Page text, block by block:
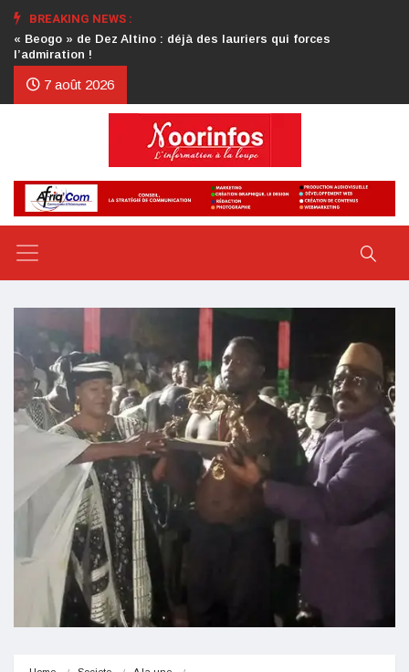
BREAKING NEWS :
Crise au CDP : l’authentification de la lettre du président
d’honneur toujours attendue
7 août 2026